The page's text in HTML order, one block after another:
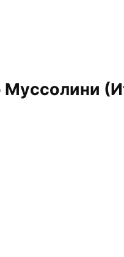
Муссолини